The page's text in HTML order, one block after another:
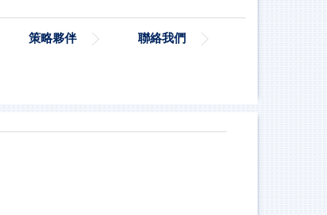
策略夥伴 聯絡我們